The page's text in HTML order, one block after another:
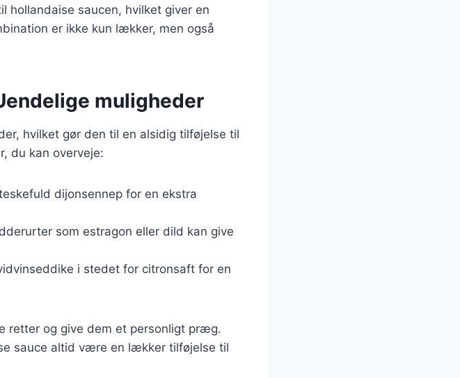
saucen, hvilket giver en
er ikke kun lækker, men også
muligheder
hvilket gør den til en alsidig tilføjelse til
du kan overveje:
dijonsennep for en ekstra
som estragon eller dild kan give
i stedet for citronsaft for en
retter og give dem et personligt præg.
sauce altid være en lækker tilføjelse til